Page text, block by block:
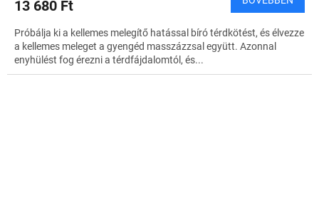
13 680 Ft
Próbálja ki a kellemes melegítő hatással bíró térdkötést, és élvezze
a kellemes meleget a gyengéd masszázzsal együtt. Azonnal
enyhülést fog érezni a térdfájdalomtól, és...